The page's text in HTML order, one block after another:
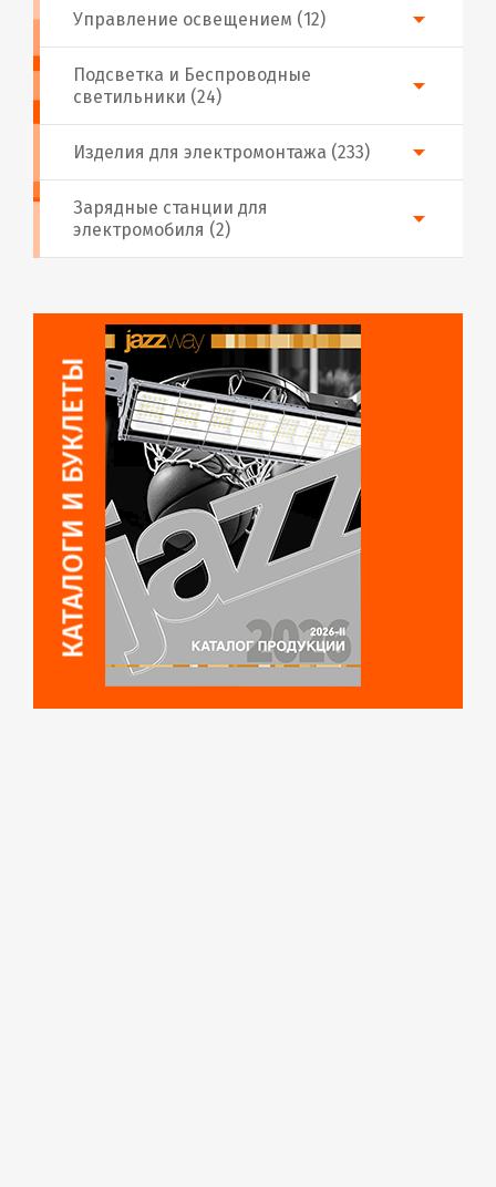
Подсветка и Беспроводные
светильники (24)
Изделия для электромонтажа (233)
Управление освещением (12)
Зарядные станции для
электромобиля (2)